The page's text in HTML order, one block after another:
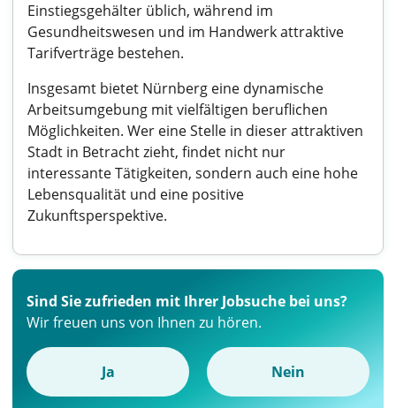
Einstiegsgehälter üblich, während im
Gesundheitswesen und im Handwerk attraktive
Tarifverträge bestehen.
Insgesamt bietet Nürnberg eine dynamische
Arbeitsumgebung mit vielfältigen beruflichen
Möglichkeiten. Wer eine Stelle in dieser attraktiven
Stadt in Betracht zieht, findet nicht nur
interessante Tätigkeiten, sondern auch eine hohe
Lebensqualität und eine positive
Zukunftsperspektive.
Sind Sie zufrieden mit Ihrer Jobsuche bei uns?
Wir freuen uns von Ihnen zu hören.
Ja Nein